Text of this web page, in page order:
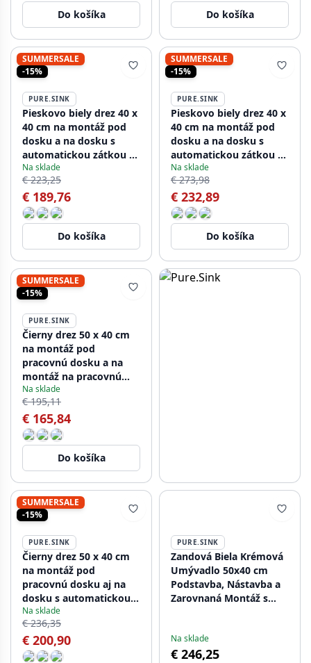
Do košíka Do košíka
SUMMERSALE
-15%
PURE.SINK
Pieskovo biely drez 40 x
40 cm na montáž pod
dosku a na dosku s
automatickou zátkou z
nehrdzavejúcej ocele
1208971925
Na sklade
€ 223,25
€ 189,76
Do košíka
SUMMERSALE
-15%
PURE.SINK
Pieskovo biely drez 40 x
40 cm na montáž pod
dosku a na dosku s
automatickou zátkou v
odtieni gun metal
1208971929
Na sklade
€ 273,98
€ 232,89
Do košíka
SUMMERSALE
-15%
PURE.SINK
Čierny drez 50 x 40 cm
na montáž pod
pracovnú dosku a na
montáž na pracovnú
dosku s nerezovou
zátkou 1208956395
Na sklade
€ 195,11
€ 165,84
Do košíka
SUMMERSALE
-15%
PURE.SINK
Čierny drez 50 x 40 cm
na montáž pod
pracovnú dosku aj na
dosku s automatickou
nerezovou zátkou
1208971855
Na sklade
€ 236,35
€ 200,90
PURE.SINK
Zandová Biela Krémová
Umývadlo 50x40 cm
Podstavba, Nástavba a
Zarovnaná Montáž s
Na sklade
€ 246,25